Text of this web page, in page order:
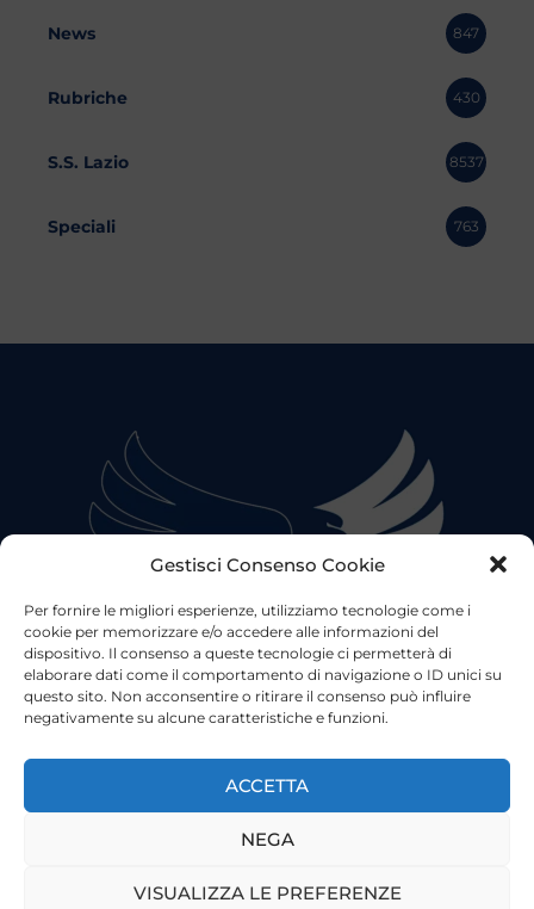
Gestisci Consenso Cookie
Per fornire le migliori esperienze, utilizziamo tecnologie come i
cookie per memorizzare e/o accedere alle informazioni del
dispositivo. Il consenso a queste tecnologie ci permetterà di
elaborare dati come il comportamento di navigazione o ID unici su
questo sito. Non acconsentire o ritirare il consenso può influire
negativamente su alcune caratteristiche e funzioni.
ACCETTA
NEGA
VISUALIZZA LE PREFERENZE
News 847
Rubriche 430
S.S. Lazio 8537
Speciali 763
©2023 Tutti i diritti riservatiLazio Live TV